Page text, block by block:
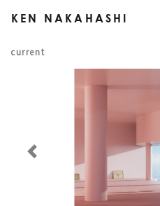
KEN NAKAHASHI
current
Previous